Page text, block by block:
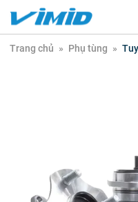
Trang chủ » Phụ tùng »